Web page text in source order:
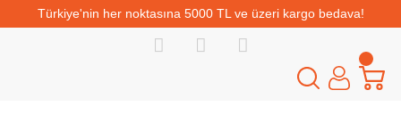
Türkiye'nin her noktasına 5000 TL ve üzeri kargo bedava!